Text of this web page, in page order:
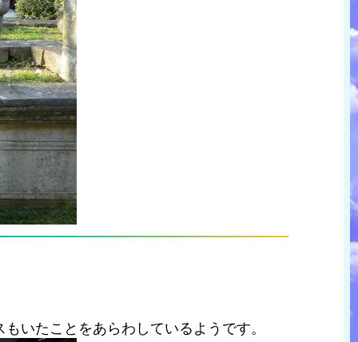
いたことをあらわしているようです。